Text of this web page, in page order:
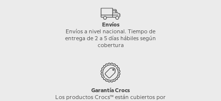
Envíos
Envíos a nivel nacional. Tiempo de
entrega de 2 a 5 días hábiles según
cobertura
Garantía Crocs
Los productos Crocs™ están cubiertos por